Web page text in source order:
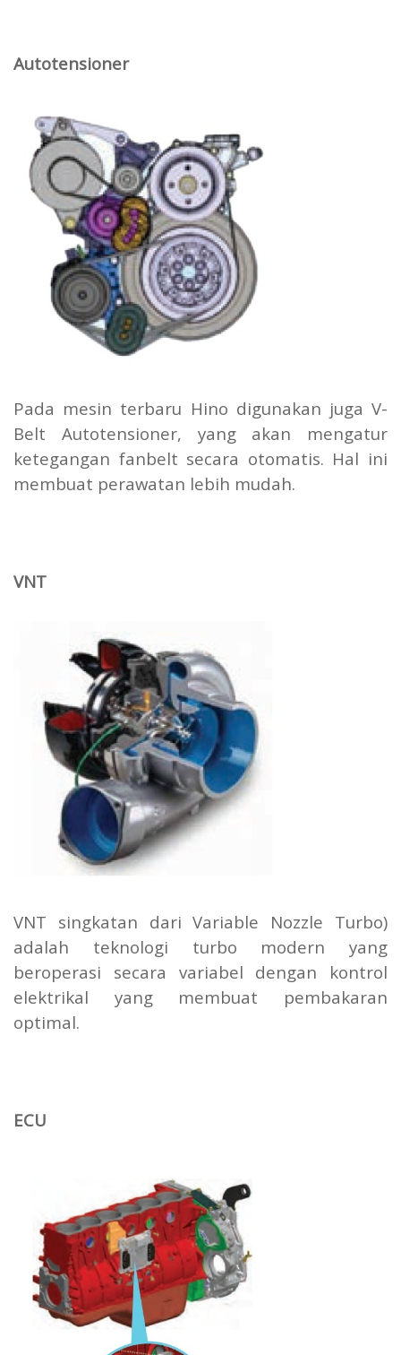
Autotensioner
Pada mesin terbaru Hino digunakan juga V-
Belt Autotensioner, yang akan mengatur
ketegangan fanbelt secara otomatis. Hal ini
membuat perawatan lebih mudah.
VNT
VNT singkatan dari Variable Nozzle Turbo)
adalah teknologi turbo modern yang
beroperasi secara variabel dengan kontrol
elektrikal yang membuat pembakaran
optimal.
ECU